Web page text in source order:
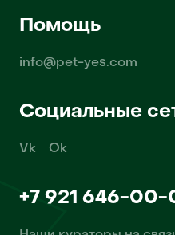
Помощь
info@pet-yes.com
Социальные
Vk Ok
+7 921 646-00-